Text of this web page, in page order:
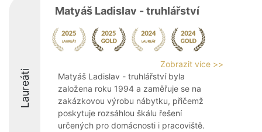
Laureáti
Matyáš Ladislav - truhlářství
Zobrazit více >>
Matyáš Ladislav - truhlářství byla
založena roku 1994 a zaměřuje se na
zakázkovou výrobu nábytku, přičemž
poskytuje rozsáhlou škálu řešení
určených pro domácnosti i pracoviště.